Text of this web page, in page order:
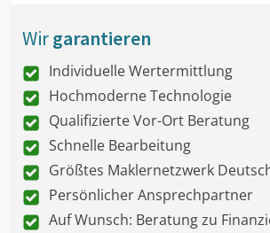
Wirgarantieren
Individuelle Wertermittlung
Hochmoderne Technologie
Qualifizierte Vor-Ort Beratung
Schnelle Bearbeitung
Größtes Maklernetzwerk
Persönlicher Ansprechpartner
Auf Wunsch: Beratung zu